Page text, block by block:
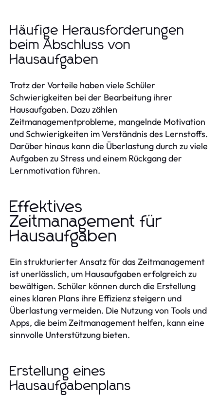
Häufige Herausforderungen
beim Abschluss von
Hausaufgaben
Trotz der Vorteile haben viele Schüler
Schwierigkeiten bei der Bearbeitung ihrer
Hausaufgaben. Dazu zählen
Zeitmanagementprobleme, mangelnde Motivation
und Schwierigkeiten im Verständnis des Lernstoffs.
Darüber hinaus kann die Überlastung durch zu viele
Aufgaben zu Stress und einem Rückgang der
Lernmotivation führen.
Effektives
Zeitmanagement für
Hausaufgaben
Ein strukturierter Ansatz für das Zeitmanagement
ist unerlässlich, um Hausaufgaben erfolgreich zu
bewältigen. Schüler können durch die Erstellung
eines klaren Plans ihre Effizienz steigern und
Überlastung vermeiden. Die Nutzung von Tools und
Apps, die beim Zeitmanagement helfen, kann eine
sinnvolle Unterstützung bieten.
Erstellung eines
Hausaufgabenplans